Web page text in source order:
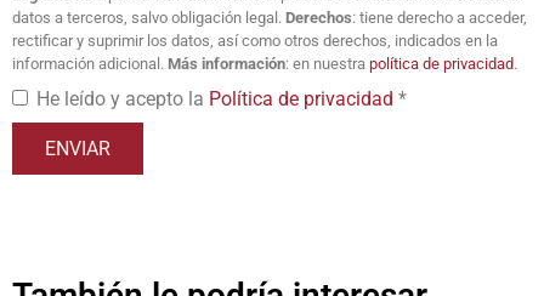
datos a terceros, salvo obligación legal. Derechos: tiene derecho a acceder,
rectificar y suprimir los datos, así como otros derechos, indicados en la
información adicional. Más información: en nuestra política de privacidad.
He leído y acepto la Política de privacidad *